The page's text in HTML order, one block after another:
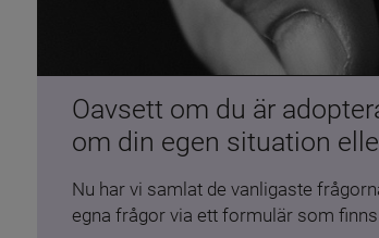
Oavsett om du är
om din egen situation
Nu har vi samlat de vanligaste
egna frågor via ett formulär som finns